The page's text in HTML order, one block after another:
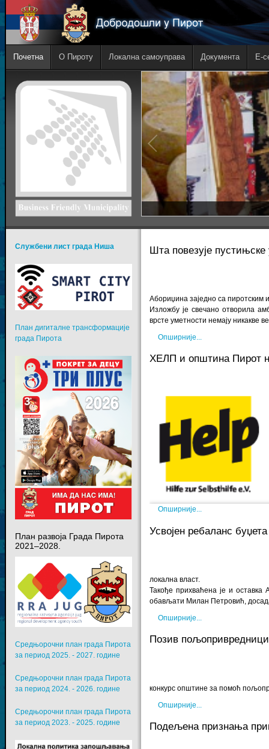
Почетна О Пироту Локална самоуправа Документа E-
Шта повезује
Абориџина заједно са пиротским
Изложбу је свечано отворила
врсте уметности немају никакве
Опширније...
ХЕЛП и општина Пирот
Опширније...
Усвојен ребаланс буџета
локална власт.
Такође прихваћена је и
обављати Милан Петровић,
Опширније...
Позив
конкурс општине за помоћ
Опширније...
Подељена признања
Службени лист града Ниша
План дигиталне трансформације
града Пирота
План развоја Града Пирота
2021–2028.
Средњорочни план града Пирота
за период 2025. - 2027. године
Средњорочни план града Пирота
за период 2024. - 2026. године
Средњорочни план града Пирота
за период 2023. - 2025. године